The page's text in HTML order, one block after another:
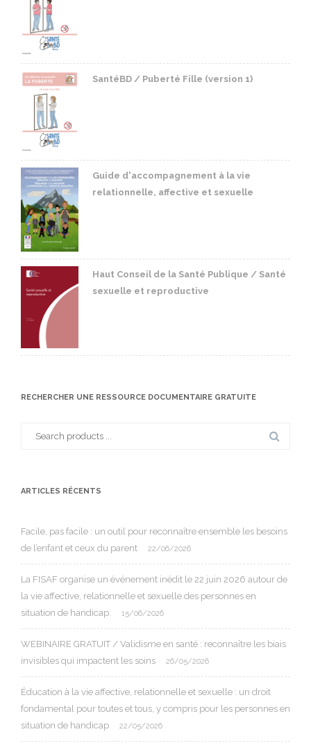
SantéBD / Puberté Fille (version 1)
Guide d'accompagnement à la vie
relationnelle, affective et sexuelle
Haut Conseil de la Santé Publique / Santé
sexuelle et reproductive
RECHERCHER UNE RESSOURCE DOCUMENTAIRE GRATUITE
ARTICLES RÉCENTS
Facile, pas facile : un outil pour reconnaître ensemble les besoins
de l’enfant et ceux du parent
22/06/2026
La FISAF organise un événement inédit le 22 juin 2026 autour de
la vie affective, relationnelle et sexuelle des personnes en
situation de handicap.
15/06/2026
WEBINAIRE GRATUIT / Validisme en santé : reconnaître les biais
invisibles qui impactent les soins
26/05/2026
Éducation à la vie affective, relationnelle et sexuelle : un droit
fondamental pour toutes et tous, y compris pour les personnes en
situation de handicap
22/05/2026